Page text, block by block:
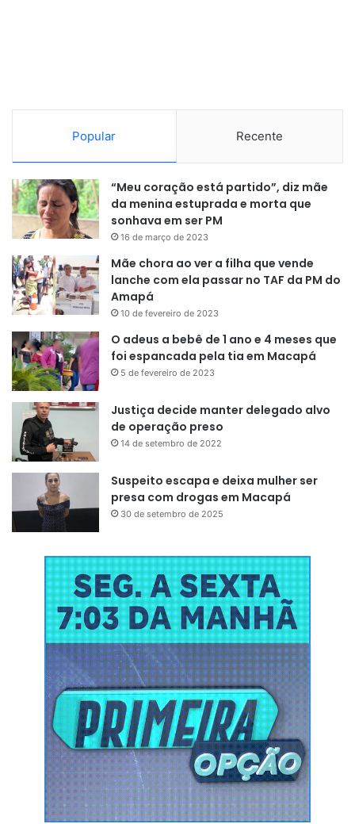
Popular Recente
“Meu coração está partido”, diz mãe
da menina estuprada e morta que
sonhava em ser PM
16 de março de 2023
Mãe chora ao ver a filha que vende
lanche com ela passar no TAF da PM do
Amapá
10 de fevereiro de 2023
O adeus a bebê de 1 ano e 4 meses que
foi espancada pela tia em Macapá
5 de fevereiro de 2023
Justiça decide manter delegado alvo
de operação preso
14 de setembro de 2022
Suspeito escapa e deixa mulher ser
presa com drogas em Macapá
30 de setembro de 2025